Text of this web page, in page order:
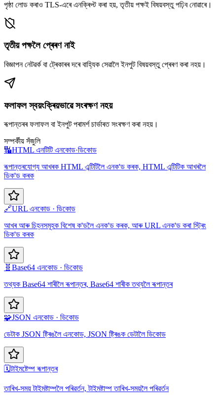
পৃষ্ঠা লোড কৰাও TLS-এৰে এনক্ৰিপ্ট কৰা হয়, তৃতীয় পক্ষই বিষয়বস্তু পঢ়িব নোৱাৰে।
তৃতীয় পক্ষলৈ প্ৰেৰণ নাই
বিজ্ঞাপন নেটৱৰ্ক বা ট্ৰেকাৰৰ দৰে বাহ্যিক সেৱালৈ ইনপুট বিষয়বস্তু প্ৰেৰণ কৰা নহয়।
ফলাফল স্বয়ংক্ৰিয়ভাৱে সংৰক্ষণ নহয়
ৰূপান্তৰৰ ফলাফল বা ইনপুট পৰামৰ্শ চাৰ্ভাৰত সংৰক্ষণ কৰা নহয়।
সম্পৰ্কীয় সঁজুলি
🔣HTML এনটিটি এনকোড·ডিকোড
ৰূপান্তৰযোগ্য আখৰক HTML এন্টিটিলৈ এনক'ড কৰক, HTML এন্টিটিক আখৰলৈ
ডিক'ড কৰক
🔗URL এনকোড · ডিকোড
আখৰ আৰু চিহ্নসমূহক বিশেষ ক'ডলৈ এনক'ড কৰক, আৰু URL এনক'ড কৰা স্ট্ৰিং
ডিক'ড কৰক
🧬 Base64 এনকোড · ডিকোড
তথ্যক Base64 শাৰীলৈ ৰূপান্তৰ, Base64 শাৰীক তথ্যলৈ ৰূপান্তৰ
🧩JSON এনকোড · ডিকোড
ডেটাক JSON ষ্ট্ৰিঙলৈ এনকোড, JSON ষ্ট্ৰিঙক ডেটালৈ ডিকোড
🗓️টাইমষ্টেম্প ৰূপান্তৰ
তাৰিখ-সময় টাইমষ্টাম্পলৈ পৰিৱৰ্তন, টাইমষ্টাম্প তাৰিখ-সময়লৈ পৰিৱৰ্তন